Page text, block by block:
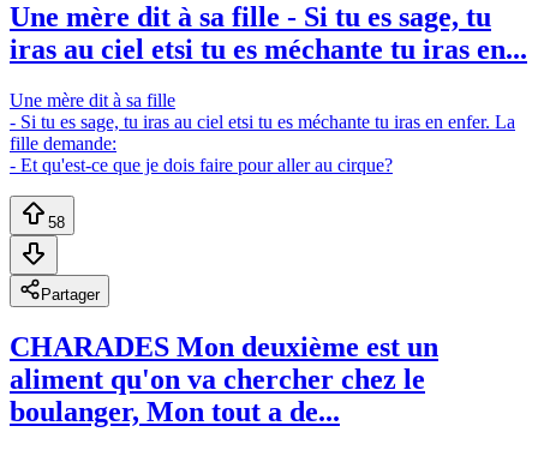
Une mère dit à sa fille - Si tu es sage, tu
iras au ciel etsi tu es méchante tu iras en...
Une mère dit à sa fille
- Si tu es sage, tu iras au ciel etsi tu es méchante tu iras en enfer. La
fille demande:
- Et qu'est-ce que je dois faire pour aller au cirque?
58
Partager
CHARADES Mon deuxième est un
aliment qu'on va chercher chez le
boulanger, Mon tout a de...